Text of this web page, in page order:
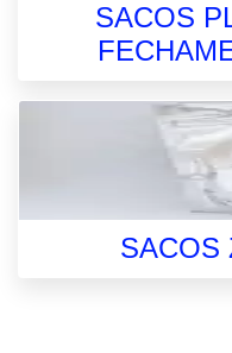
SACOS
SACOS